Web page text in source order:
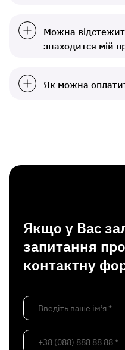
Можна
знаходится мій
Як можна
Якщо у Вас
запитання
контактну
Введіть ваше ім’я *
+38 (088) 888 88 88 *